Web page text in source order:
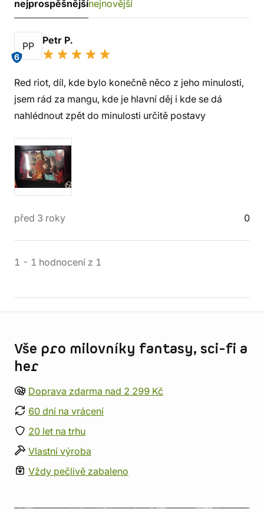
nejprospěšnějšínejnovější
PP
6
Petr P.
Red riot, díl, kde bylo konečně něco z jeho minulosti,
jsem rád za mangu, kde je hlavní děj i kde se dá
nahlédnout zpět do minulosti určitě postavy
před 3 roky 0
1 - 1 hodnocení z 1
Vše pro milovníky fantasy, sci-fi a
her
Doprava zdarma nad 2 299 Kč
60 dní na vrácení
20 let na trhu
Vlastní výroba
Vždy pečlivě zabaleno